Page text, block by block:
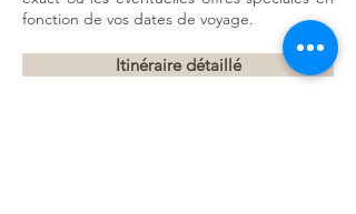
fonction de vos dates de voyage.
Itinéraire détaillé